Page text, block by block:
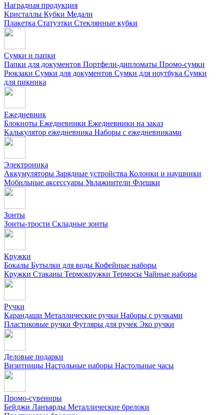
Наградная продукция
Kристаллы Кубки Медали
Плакетка Статуэтки Стеклянные кубки
Сумки и папки
Папки для документов Портфели-дипломаты Промо-сумки
Рюкзаки Сумки для документов Сумки для ноутбука Сумки
для пикника
Ежедневник
Блокноты Ежедневники Ежедневники на заказ
Калькулятор ежедневника Наборы с ежедневниками
Электроника
Аккумуляторы Зарядные устройства Колонки и наушники
Мобильные аксессуары Увлажнители Флешки
Зонты
Зонты-трости Складные зонты
Кружки
Бокалы Бутылки для воды Кофейные наборы
Кружки Стаканы Термокружки Термосы Чайные наборы
Ручки
Карандаши Металлические ручки Наборы с ручками
Пластиковые ручки Футляры для ручек Эко ручки
Деловые подарки
Визитницы Настольные наборы Настольные часы
Промо-сувениры
Бейджи Ланъярды Металлические брелоки